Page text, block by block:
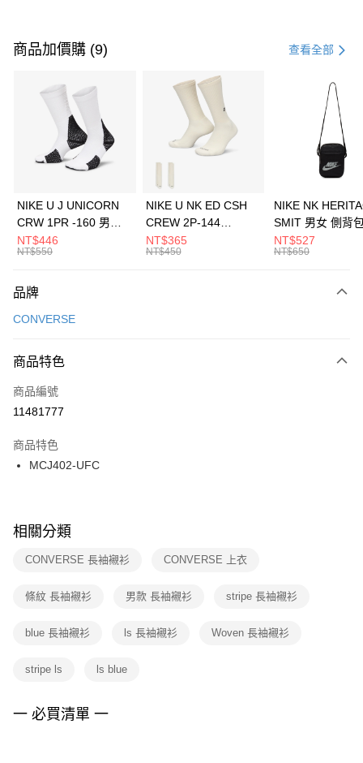
信用卡一次付款
3 期 0 利率 每期 21家銀行
合作金庫商業銀行
第一商業銀行
華南商業銀行
彰化商業銀行
上海商業儲蓄銀行
元大商業銀行
台灣樂天信用卡公司
Apple Pay
全盈+PAY
AFTEE先享後付
【關於「AFTEE先享後付」】
便利好安心！
３．安心：先確認商品／服務後，再付款。
【「AFTEE先享後付」結帳流程】
１．於結帳方式選擇「AFTEE先享後付」後，將跳轉至「AFTEE先享後付」
２．訂單成立數日內，您將收到繳費通知簡訊。
３．收到繳費通知簡訊後14天內，點擊此簡訊中的連結，可透過四大超商／
ATM／網路銀行／等多元方式進行付款，方視為交易完成。
※ 交易是否成功請以「AFTEE先享後付 」之結帳頁面顯示為準，若有關於
是否繳費成功／繳費後需取消欲退款等相關疑問，請聯繫「AFTEE先享後付
客戶支援中心」 https://netprotections.freshdesk.com/support/home
１．透過由恩沛科技股份有限公司提供之「AFTEE先享後付」服務完成之交
權轉讓予恩沛科技股份有限公司。
３．未成年的使用者請事先徵得法定代理人或監護人之同意方可使用
４．使用「AFTEE先享後付」時，將依據個別帳號之用戶狀況，依本公司即
運送方式
每筆NT$100，滿NT$1,500(含以上)免運費
宅配
每筆NT$100，滿NT$1,500(含以上)免運費
付款後門市自取
每筆NT$100，滿NT$1,500(含以上)免運費
商品加價購 (9) 查看全部
NIKE U J UNICORN
CRW 1PR -160 男女
中統襪 FZ3393100
NT$446
NT$550
NIKE U NK ED CSH
CREW 2P-144
EMBRDY 男女 短統襪
FZ3073133
NT$365
NT$450
NIKE NK
SMIT 男女 側背
BA5871010
NT$527
NT$650
品牌
CONVERSE
商品特色
商品編號
11481777
商品特色
MCJ402-UFC
相關分類
CONVERSE 長袖襯衫 CONVERSE 上衣
條紋 長袖襯衫 男款 長袖襯衫 stripe 長袖襯衫
blue 長袖襯衫 ls 長袖襯衫 Woven 長袖襯衫
stripe ls ls blue
一 必買清單 一